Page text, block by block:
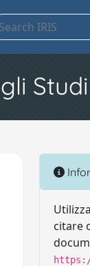
citare